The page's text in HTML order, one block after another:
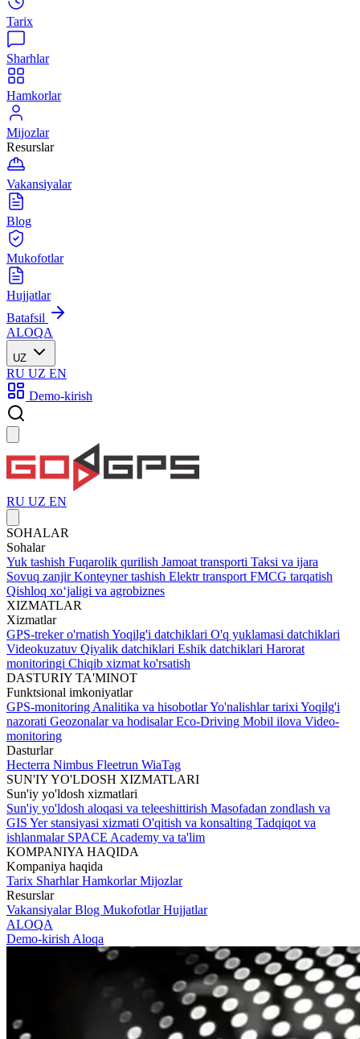
Tarix
Sharhlar
Hamkorlar
Mijozlar
Resurslar
Vakansiyalar
Blog
Mukofotlar
Hujjatlar
Batafsil
ALOQA
UZ
RU UZ EN
Demo-kirish
RU UZ EN
SOHALAR
Sohalar
Yuk tashish Fuqarolik qurilish Jamoat transporti Taksi va ijara
Sovuq zanjirKonteyner tashish Elektr transport FMCG tarqatish
Qishloq xoʻjaligi va agrobiznes
XIZMATLAR
Xizmatlar
GPS-treker o'rnatish Yoqilg'i datchiklari O'q yuklamasi datchiklari
Videokuzatuv Qiyalik datchiklari Eshik datchiklari Harorat
monitoringi Chiqib xizmat ko'rsatish
DASTURIY TA'MINOT
Funktsional imkoniyatlar
GPS-monitoring Analitika va hisobotlarYo'nalishlar tarixi Yoqilg'i
nazorati Geozonalar va hodisalarEco-Driving Mobil ilova Video-
monitoring
Dasturlar
Hecterra Nimbus Fleetrun WiaTag
SUN'IY YO'LDOSH XIZMATLARI
Sun'iy yo'ldosh xizmatlari
Sun'iy yo'ldosh aloqasi va teleeshittirish Masofadan zondlash va
GIS Yer stansiyasi xizmati O'qitish va konsalting Tadqiqot va
ishlanmalar SPACE Academy va ta'lim
KOMPANIYA HAQIDA
Kompaniya haqida
Tarix SharhlarHamkorlarMijozlar
Resurslar
VakansiyalarBlog MukofotlarHujjatlar
ALOQA
Demo-kirish Aloqa